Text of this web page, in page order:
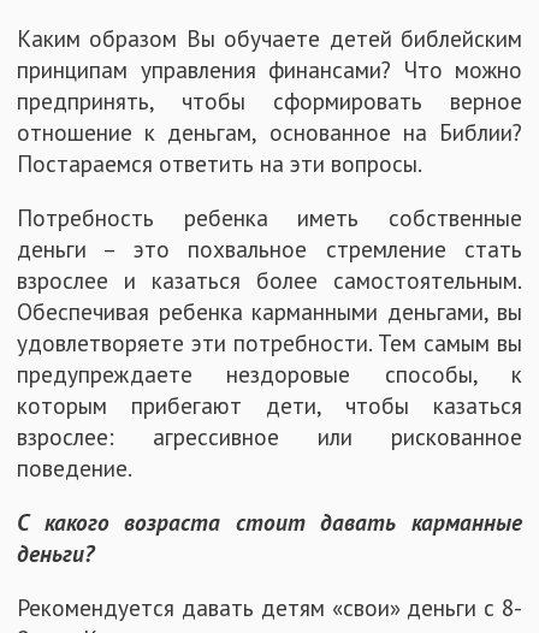
Каким образом Вы обучаете детей библейским
принципам управления финансами? Что можно
предпринять, чтобы сформировать верное
отношение к деньгам, основанное на Библии?
Постараемся ответить на эти вопросы.
Потребность ребенка иметь собственные
деньги – это похвальное стремление стать
взрослее и казаться более самостоятельным.
Обеспечивая ребенка карманными деньгами, вы
удовлетворяете эти потребности. Тем самым вы
предупреждаете нездоровые способы, к
которым прибегают дети, чтобы казаться
взрослее: агрессивное или рискованное
поведение.
С какого возраста стоит давать карманные
деньги?
Рекомендуется давать детям «свои» деньги с 8-